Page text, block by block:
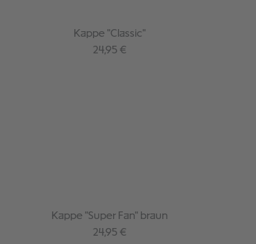
Kappe "Classic"
Regulärer Preis:
24,95 €
Kappe "Super Fan" braun
Regulärer Preis:
24,95 €